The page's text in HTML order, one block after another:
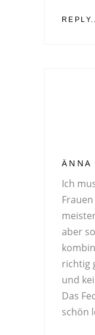
ÄNNA
Ich
aber
richtig
und
Das
schön